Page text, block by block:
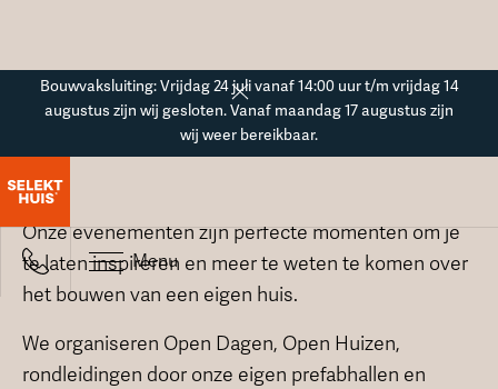
Bouwvaksluiting: Vrijdag 24 juli vanaf 14:00 uur t/m vrijdag 14
augustus zijn wij gesloten. Vanaf maandag 17 augustus zijn
wij weer bereikbaar.
Menu
SelektHuis evenementen
Onze evenementen zijn perfecte momenten om je
te laten inspireren en meer te weten te komen over
het bouwen van een eigen huis.
We organiseren Open Dagen, Open Huizen,
rondleidingen door onze eigen prefabhallen en